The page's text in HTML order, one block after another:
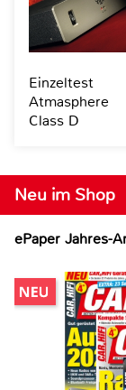
Neu im Shop
ePaper Jahres-
Einzeltest
Atmasphere
Class D